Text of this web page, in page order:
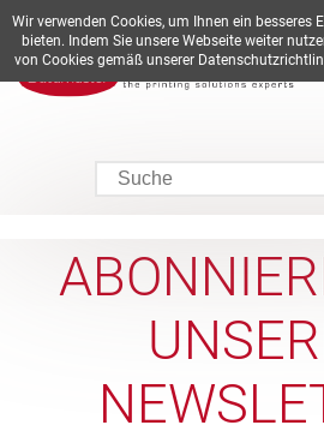
Wir verwenden Cookies, um Ihnen ein besseres
bieten. Indem Sie unsere Webseite weiter
von Cookies gemäß unserer